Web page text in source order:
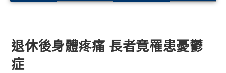
退休後身體疼痛 長者竟罹患憂鬱
症